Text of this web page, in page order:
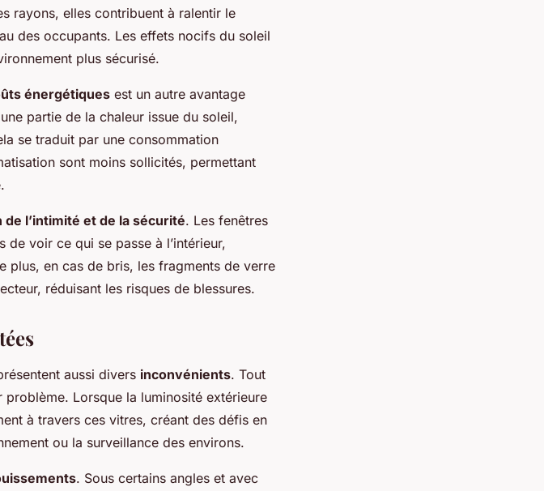
rayons, elles contribuent à ralentir le
des occupants. Les effets nocifs du soleil
plus sécurisé.
énergétiques est un autre avantage
partie de la chaleur issue du soleil,
se traduit par une consommation
sont moins sollicités, permettant
l’intimité et de la sécurité. Les fenêtres
voir ce qui se passe à l’intérieur,
plus, en cas de bris, les fragments de verre
réduisant les risques de blessures.
aussi divers inconvénients. Tout
problème. Lorsque la luminosité extérieure
à travers ces vitres, créant des défis en
ou la surveillance des environs.
. Sous certains angles et avec